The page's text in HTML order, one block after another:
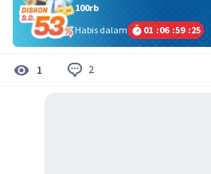
100rb
Habis dalam
01 :06 :59 :25
1 2